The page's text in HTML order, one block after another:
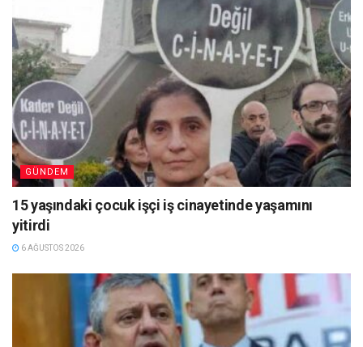
GÜNDEM
15 yaşındaki çocuk işçi iş cinayetinde yaşamını
yitirdi
6 AĞUSTOS 2026